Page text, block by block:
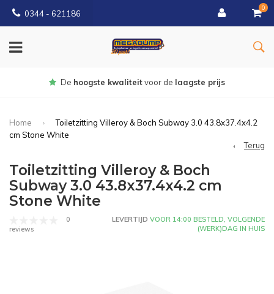
0344 - 621186
0
Gratisbezorgd vanaf € 150
Home
Toiletzitting Villeroy & Boch Subway 3.0 43.8x37.4x4.2
cm Stone White
Terug
Toiletzitting Villeroy & Boch
Subway 3.0 43.8x37.4x4.2 cm
Stone White
0
reviews
LEVERTIJD VOOR 14:00 BESTELD, VOLGENDE
(WERK)DAG IN HUIS